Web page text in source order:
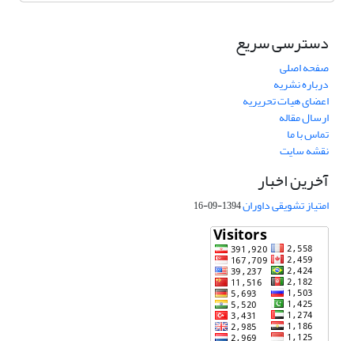
دسترسی سریع
صفحه اصلی
درباره نشریه
اعضای هیات تحریریه
ارسال مقاله
تماس با ما
نقشه سایت
آخرین اخبار
امتیاز تشویقی داوران1394-09-16